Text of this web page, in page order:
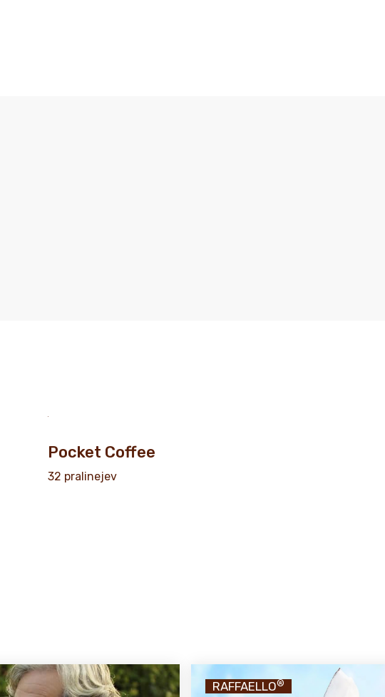
Pocket Coffee
32 pralinejev
RAFFAELLO®